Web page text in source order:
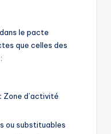
le pacte
que celles des
Zone d’activité
ou substituables